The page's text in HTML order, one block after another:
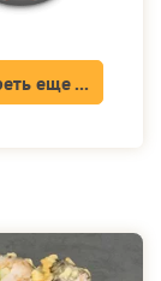
еще ...